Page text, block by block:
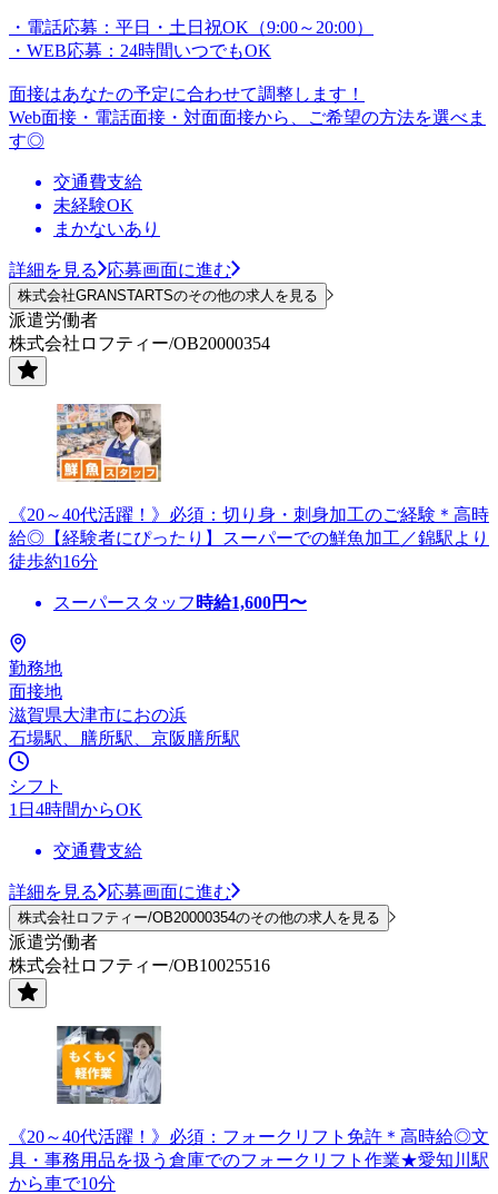
・電話応募：平日・土日祝OK（9:00～20:00）
・WEB応募：24時間いつでもOK
面接はあなたの予定に合わせて調整します！
Web面接・電話面接・対面面接から、ご希望の方法を選べま
す◎
交通費支給
未経験OK
まかないあり
詳細を見る 応募画面に進む
株式会社GRANSTARTSのその他の求人を見る
派遣労働者
株式会社ロフティー/OB20000354
《20～40代活躍！》必須：切り身・刺身加工のご経験＊高時
給◎【経験者にぴったり】スーパーでの鮮魚加工／錦駅より
徒歩約16分
スーパースタッフ 時給1,600円〜
勤務地
面接地
滋賀県大津市におの浜
石場駅、膳所駅、京阪膳所駅
シフト
1日4時間からOK
交通費支給
詳細を見る 応募画面に進む
株式会社ロフティー/OB20000354のその他の求人を見る
派遣労働者
株式会社ロフティー/OB10025516
《20～40代活躍！》必須：フォークリフト免許＊高時給◎文
具・事務用品を扱う倉庫でのフォークリフト作業★愛知川駅
から車で10分